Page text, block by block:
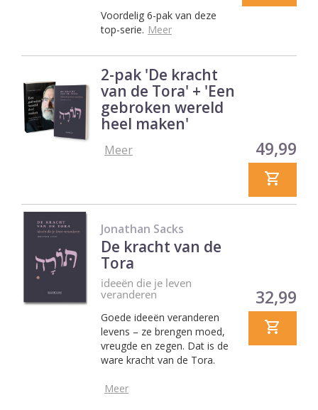
Voordelig 6-pak van deze
top-serie. Meer
2-pak 'De kracht
van de Tora' + 'Een
gebroken wereld
heel maken'
Meer Prijs
49,99
Jonathan Sacks
De kracht van de
Tora
ideeën die je leven
veranderen
Goede ideeën veranderen
levens – ze brengen moed,
vreugde en zegen. Dat is de
ware kracht van de Tora.
Meer
Prijs
32,99